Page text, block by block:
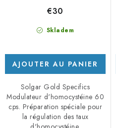
Skladem
€30
AJOUTER AU PANIER
Solgar Gold Specifics
Modulateur d'homocystéine 60
cps. Préparation spéciale pour
la régulation des taux